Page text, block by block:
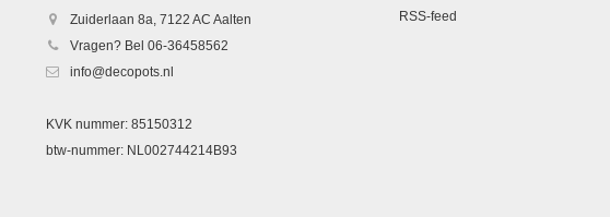
Zuiderlaan 8a, 7122 AC Aalten
Vragen? Bel 06-36458562
info@decopots.nl
KVK nummer: 85150312
btw-nummer: NL002744214B93
RSS-feed